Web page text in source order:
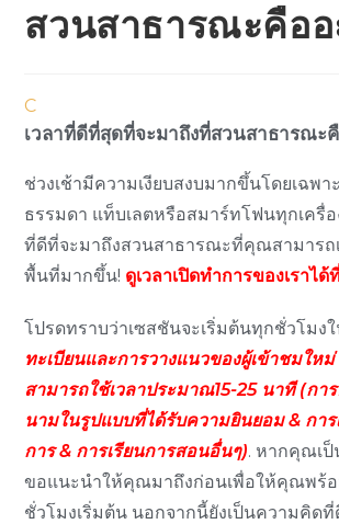
สวนสาธารณะคืออ
C
เวลาที่ดีที่สุดที่จะมาถึงที่สวนสาธารณะคื
ช่วงเช้ามีความเงียบสงบมากขึ้นโดยเฉพา
ธรรมดา แท็บเลตหรือสมาร์ทโฟนทุกเครื่อ
ที่ดีที่จะมาถึงสวนสาธารณะที่คุณสามารถ
พื้นที่มากขึ้น! ดูเวลาเปิดทำการของเราได้
โปรดทราบว่าเซสชันจะเริ่มต้นทุกชั่วโมง
ทะเบียนและการวางแนวของผู้เข้าชมให
สามารถใช้เวลาประมาณ15-25 นาที (กา
นามในรูปแบบที่ได้รับความยินยอม & การ
การ & การเรียนการสอนอื่นๆ). หากคุณเป็
ขอแนะนำให้คุณมาถึงก่อนเพื่อให้คุณพร้อ
ชั่วโมงเริ่มต้น นอกจากนี้ยังเป็นความคิดที่